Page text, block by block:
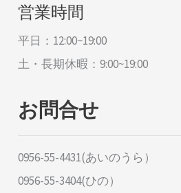
営業時間
平日：12:00~19:00
土・長期休暇：9:00~19:00
お問合せ
0956-55-4431(あいのうら）
0956-55-3404(ひの）